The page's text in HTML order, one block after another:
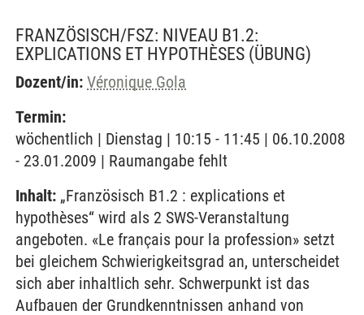
FRANZÖSISCH/FSZ: NIVEAU B1.2:
EXPLICATIONS ET HYPOTHÈSES (ÜBUNG)
Dozent/in: Véronique Gola
Termin:
wöchentlich | Dienstag | 10:15 - 11:45 | 06.10.2008
- 23.01.2009 | Raumangabe fehlt
Inhalt: „Französisch B1.2 : explications et
hypothèses“ wird als 2 SWS-Veranstaltung
angeboten. «Le français pour la profession» setzt
bei gleichem Schwierigkeitsgrad an, unterscheidet
sich aber inhaltlich sehr. Schwerpunkt ist das
Aufbauen der Grundkenntnissen anhand von